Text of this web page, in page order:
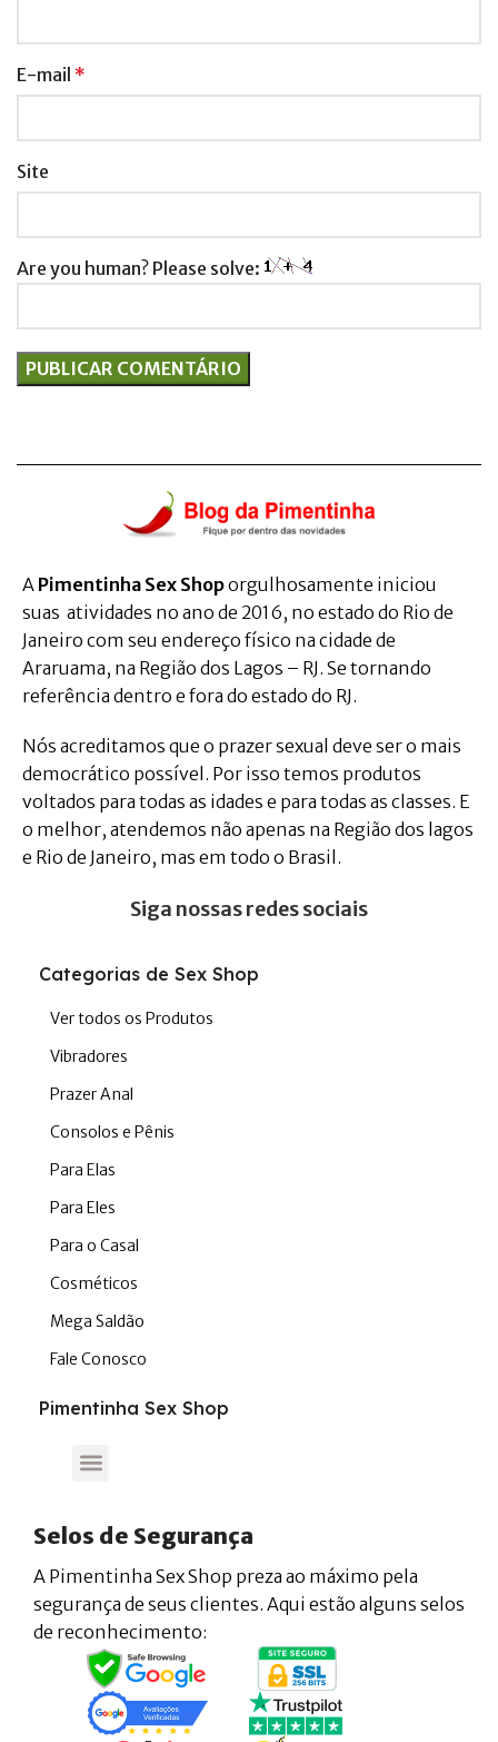
E-mail *
Site
Are you human? Please solve:
A Pimentinha Sex Shoporgulhosamente iniciou
suas atividades no ano de 2016, no estado do Rio de
Janeiro com seu endereço físico na cidade de
Araruama, na Região dos Lagos – RJ. Se tornando
referência dentro e fora do estado do RJ.
Nós acreditamos que o prazer sexual deve ser o mais
democrático possível. Por isso temos produtos
voltados para todas as idades e para todas as classes. E
o melhor, atendemos não apenas na Região dos lagos
e Rio de Janeiro, mas em todo o Brasil.
Siga nossas redes sociais
Categorias de Sex Shop
Ver todos os Produtos
Vibradores
Prazer Anal
Consolos e Pênis
Para Elas
Para Eles
Para o Casal
Cosméticos
Mega Saldão
Fale Conosco
Pimentinha Sex Shop
Selos de Segurança
A Pimentinha Sex Shop preza ao máximo pela
segurança de seus clientes. Aqui estão alguns selos
de reconhecimento: